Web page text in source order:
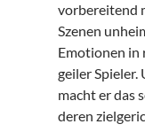
vorbereitend
Szenen
Emotionen in
geiler
macht er das
deren